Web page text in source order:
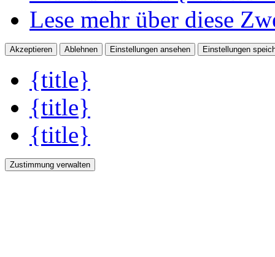
Lese mehr über diese
Akzeptieren Ablehnen Einstellungen ansehen Einstellungen
{title}
{title}
{title}
Zustimmung verwalten